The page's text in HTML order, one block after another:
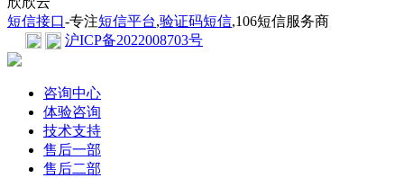
短信接口-专注短信平台,验证码短信,106短信服务商
沪ICP备2022008703号
咨询中心
体验咨询
技术支持
售后一部
售后二部